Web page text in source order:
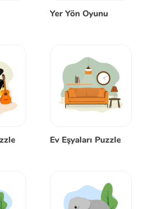
Yer Yön Oyunu
Ev Eşyaları Puzzle